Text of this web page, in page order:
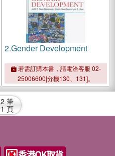
2.Gender Development
若需訂購本書，請電洽客服 02-
25006600[分機130、131]。
2 筆
1 頁